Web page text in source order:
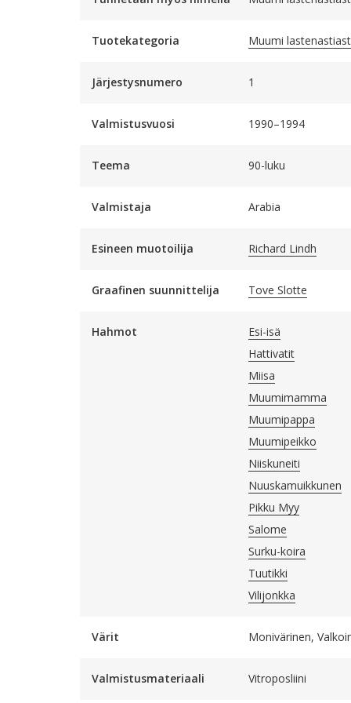
Tuotekategoria Muumi
Järjestysnumero 1
Valmistusvuosi 1990–1994
Teema 90-luku
Valmistaja Arabia
Esineen muotoilija Richard Lindh
Graafinen suunnittelija Tove Slotte
Hahmot
Esi-isä
Hattivatit
Miisa
Muumimamma
Muumipappa
Muumipeikko
Niiskuneiti
Nuuskamuikkunen
Pikku Myy
Salome
Surku-koira
Tuutikki
Vilijonkka
Värit Monivärinen,
Valmistusmateriaali Vitroposliini